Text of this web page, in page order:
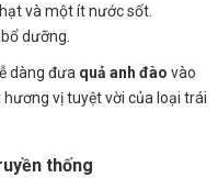
và một ít nước sốt.
dưỡng.
dàng đưa quả anh đào vào
vị tuyệt vời của loại trái
thống